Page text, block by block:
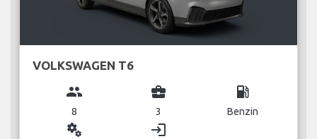
VOLKSWAGEN T6
group
8
business_center
3
local_gas_station
Benzin
miscellaneous_services login